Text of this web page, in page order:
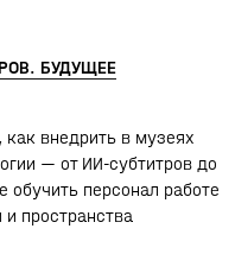
БУДУЩЕЕ
как внедрить в музеях
— от ИИ-субтитров до
обучить персонал работе
пространства